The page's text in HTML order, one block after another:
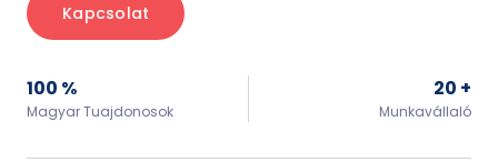
Kapcsolat
100 %
Magyar Tuajdonosok
20 +
Munkavállaló